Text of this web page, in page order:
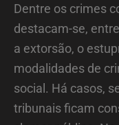
Dentre os crimes
destacam-se,
a extorsão, o
modalidades de
social. Há casos,
tribunais ficam